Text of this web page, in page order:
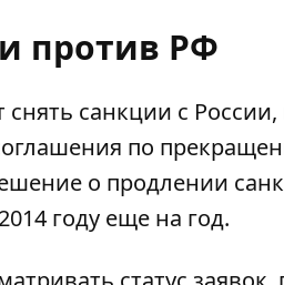
против РФ
снять санкции с России
по
о продлении
году еще на год.